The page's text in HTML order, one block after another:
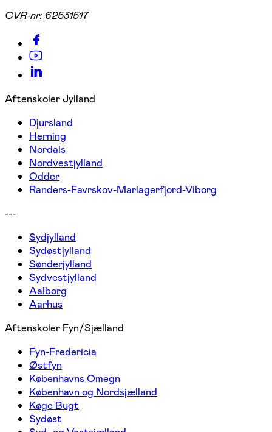
CVR-nr: 62531517
Aftenskoler Jylland
Djursland
Herning
Nordals
Nordvestjylland
Odder
Randers-Favrskov-Mariagerfjord-Viborg
---
Sydjylland
Sydøstjylland
Sønderjylland
Sydvestjylland
Aalborg
Aarhus
Aftenskoler Fyn/Sjælland
Fyn-Fredericia
Østfyn
Københavns Omegn
København og Nordsjælland
Køge Bugt
Sydøst